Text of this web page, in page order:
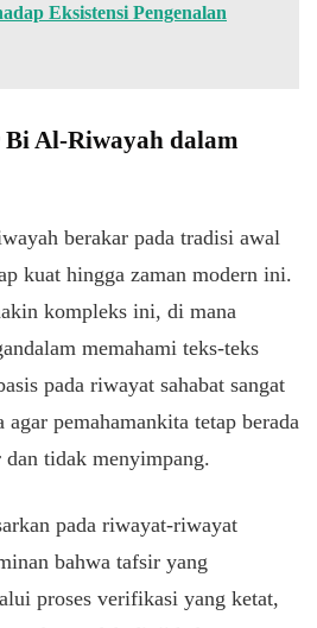
Eksistensi Pengenalan
Bi Al-Riwayah dalam
berakar pada tradisi awal
kuat hingga zaman modern ini.
kompleks ini, di mana
dalam memahami teks-teks
pada riwayat sahabat sangat
agar pemahamankita tetap berada
dan tidak menyimpang.
pada riwayat-riwayat
bahwa tafsir yang
proses verifikasi yang ketat,